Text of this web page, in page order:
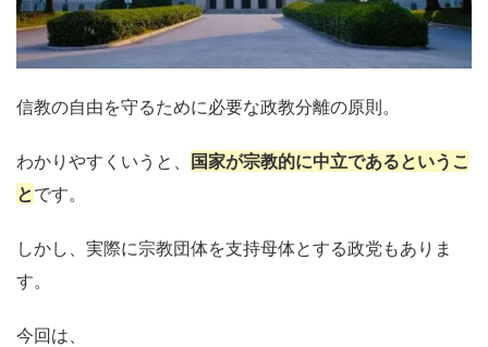
信教の自由を守るために必要な政教分離の原則。
わかりやすくいうと、 国家が宗教的に中立であるというこ
とです。
しかし、実際に宗教団体を支持母体とする政党もありま
す。
今回は、